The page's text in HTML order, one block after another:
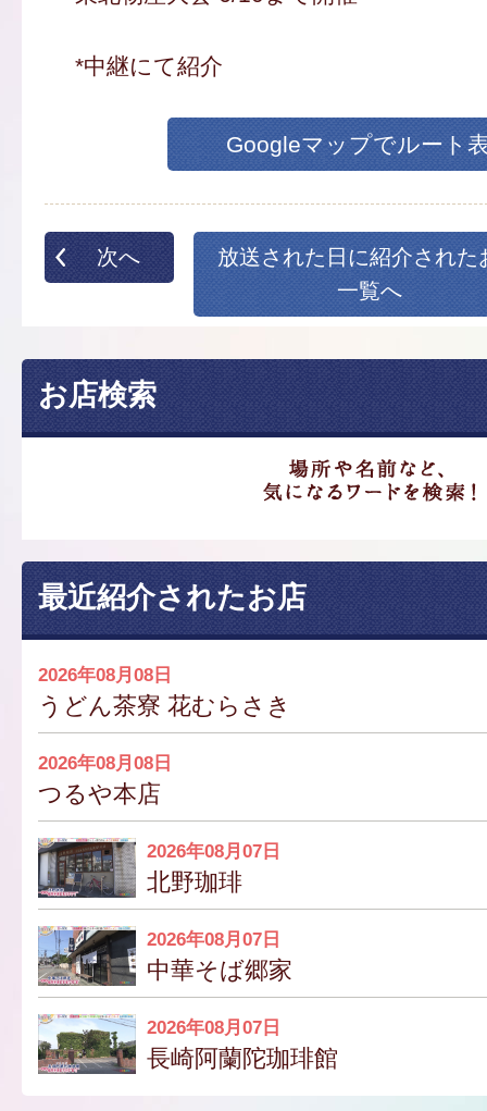
*中継にて紹介
Googleマップでルート
次へ
放送された日に紹介された
一覧へ
お店検索
最近紹介されたお店
2026年08月08日
うどん茶寮 花むらさき
2026年08月08日
つるや本店
2026年08月07日
北野珈琲
2026年08月07日
中華そば郷家
2026年08月07日
長崎阿蘭陀珈琲館